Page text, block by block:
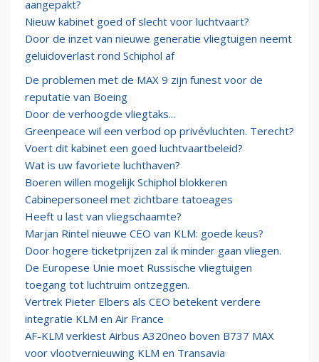
aangepakt?
Nieuw kabinet goed of slecht voor luchtvaart?
Door de inzet van nieuwe generatie vliegtuigen neemt
geluidoverlast rond Schiphol af
De problemen met de MAX 9 zijn funest voor de
reputatie van Boeing
Door de verhoogde vliegtaks...
Greenpeace wil een verbod op privévluchten. Terecht?
Voert dit kabinet een goed luchtvaartbeleid?
Wat is uw favoriete luchthaven?
Boeren willen mogelijk Schiphol blokkeren
Cabinepersoneel met zichtbare tatoeages
Heeft u last van vliegschaamte?
Marjan Rintel nieuwe CEO van KLM: goede keus?
Door hogere ticketprijzen zal ik minder gaan vliegen.
De Europese Unie moet Russische vliegtuigen
toegang tot luchtruim ontzeggen.
Vertrek Pieter Elbers als CEO betekent verdere
integratie KLM en Air France
AF-KLM verkiest Airbus A320neo boven B737 MAX
voor vlootvernieuwing KLM en Transavia